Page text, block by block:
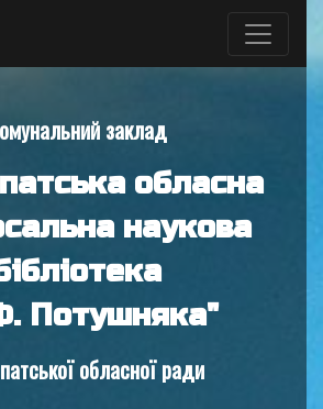
заклад
обласна
наукова
Потушняка"
обласної ради